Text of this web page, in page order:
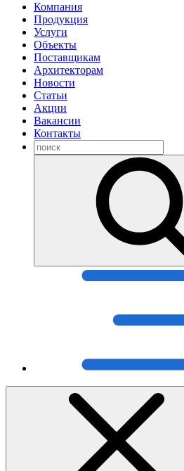
Компания
Продукция
Услуги
Объекты
Поставщикам
Архитекторам
Новости
Статьи
Акции
Вакансии
Контакты